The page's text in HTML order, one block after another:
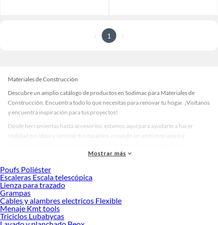
1
Materiales de Construcción
Descubre un amplio catálogo de productos en Sodimac para Materiales de
Construcción. Encuentra todo lo que necesitas para renovar tu hogar. ¡Visítanos
y encuentra inspiración para tus proyectos!
Desde herramientas hasta accesorios, estamos aquí para ayudarte a hacer
realidad tus ideas y renovar tus espacios, creando un ambiente único y
accesorios de calidad que te ayudarán a crear un espacio más tú.
Desde remodelaciones hasta proyectos de decoración, estamos aquí para hacer
tus ideas realidad. ¡Visítanos y encuentra todo lo que tenemos para ofrecerte en
Materiales de Construcción!
Explora la variedad de productos de Materiales de Construcción en
Sodimac
Mostrar más
Poufs Poliéster
Escaleras Escala telescópica
Lienza para trazado
Grampas
Cables y alambres electricos Flexible
Menaje Kmt tools
Triciclos Lubabycas